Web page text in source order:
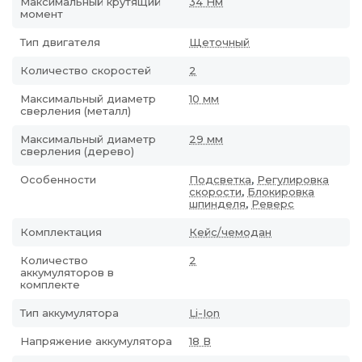
момент
Тип двигателя Щеточный
Количество скоростей 2
Максимальный диаметр
сверления (металл)
10 мм
Максимальный диаметр
сверления (дерево)
29 мм
Особенности Подсветка, Регулировка
скорости, Блокировка
шпинделя, Реверс
Комплектация Кейс/чемодан
Количество
аккумуляторов в
комплекте
2
Тип аккумулятора Li-Ion
Напряжение аккумулятора 18 В